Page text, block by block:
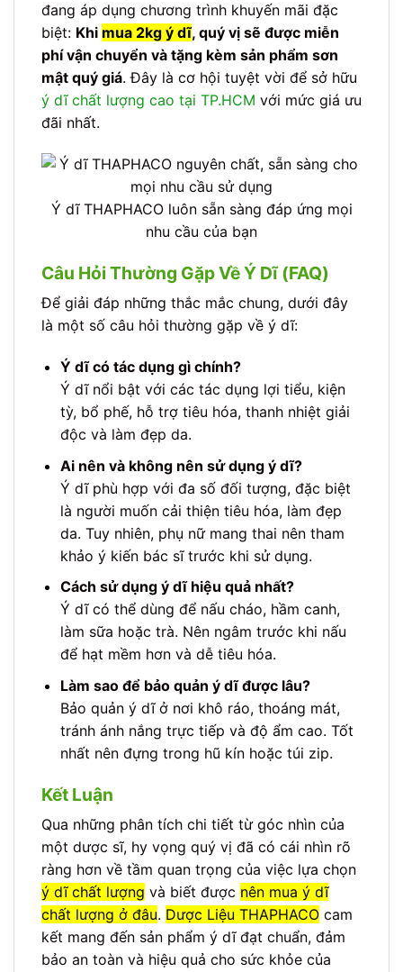
đang áp dụng chương trình khuyến mãi đặc
biệt: Khi mua 2kg ý dĩ, quý vị sẽ được miễn
phí vận chuyển và tặng kèm sản phẩm sơn
mật quý giá. Đây là cơ hội tuyệt vời để sở hữu
ý dĩ chất lượng cao tại TP.HCM với mức giá ưu
đãi nhất.
Ý dĩ THAPHACO luôn sẵn sàng đáp ứng mọi
nhu cầu của bạn
Câu Hỏi Thường Gặp Về Ý Dĩ (FAQ)
Để giải đáp những thắc mắc chung, dưới đây
là một số câu hỏi thường gặp về ý dĩ:
Ý dĩ có tác dụng gì chính?
Ý dĩ nổi bật với các tác dụng lợi tiểu, kiện
tỳ, bổ phế, hỗ trợ tiêu hóa, thanh nhiệt giải
độc và làm đẹp da.
Ai nên và không nên sử dụng ý dĩ?
Ý dĩ phù hợp với đa số đối tượng, đặc biệt
là người muốn cải thiện tiêu hóa, làm đẹp
da. Tuy nhiên, phụ nữ mang thai nên tham
khảo ý kiến bác sĩ trước khi sử dụng.
Cách sử dụng ý dĩ hiệu quả nhất?
Ý dĩ có thể dùng để nấu cháo, hầm canh,
làm sữa hoặc trà. Nên ngâm trước khi nấu
để hạt mềm hơn và dễ tiêu hóa.
Làm sao để bảo quản ý dĩ được lâu?
Bảo quản ý dĩ ở nơi khô ráo, thoáng mát,
tránh ánh nắng trực tiếp và độ ẩm cao. Tốt
nhất nên đựng trong hũ kín hoặc túi zip.
Kết Luận
Qua những phân tích chi tiết từ góc nhìn của
một dược sĩ, hy vọng quý vị đã có cái nhìn rõ
ràng hơn về tầm quan trọng của việc lựa chọn
ý dĩ chất lượng và biết được nên mua ý dĩ
chất lượng ở đâu. Dược Liệu THAPHACO cam
kết mang đến sản phẩm ý dĩ đạt chuẩn, đảm
bảo an toàn và hiệu quả cho sức khỏe của